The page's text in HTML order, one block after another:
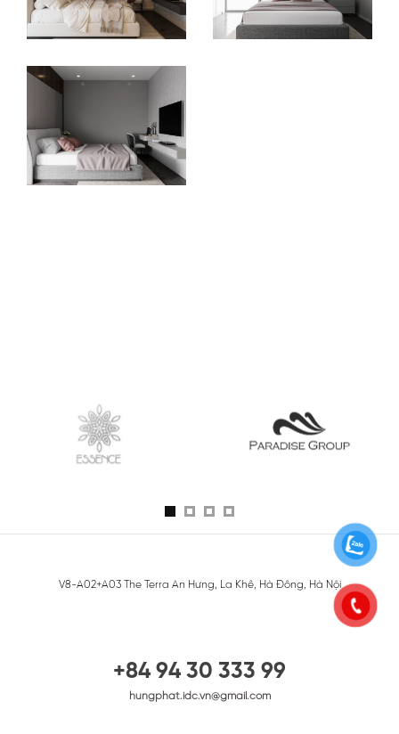
V8-A02+A03 The Terra An Hưng, La Khê, Hà Đông, Hà Nội
+84 94 30 333 99
hungphat.idc.vn@gmail.com